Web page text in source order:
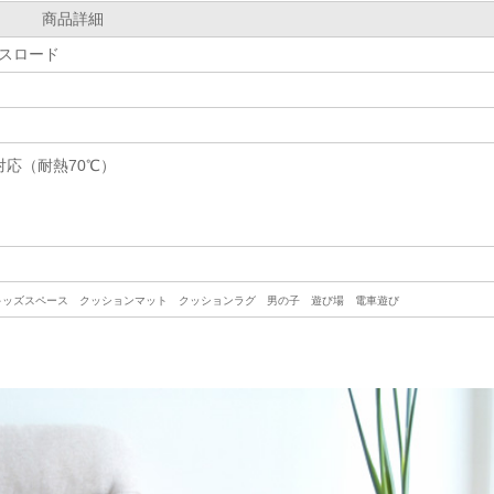
商品詳細
ロード
（耐熱70℃）
スペース クッションマット クッションラグ 男の子 遊び場 電車遊び